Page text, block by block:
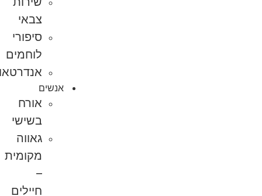
צבאי
סיפורי
לוחמים
אנדרטאות
אנשים
אורח
בשישי
גאווה
מקומית
חיילים